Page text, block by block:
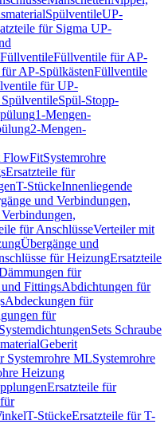
SpülventileUP-
für Sigma UP-
Füllventile für AP-
AP-SpülkästenFüllventile
für UP-
Spül-Stopp-
1-Mengen-
2-Mengen-
FlowFitSystemrohre
Ersatzteile für
T-StückeInnenliegende
und Verbindungen,
für AnschlüsseVerteiler mit
Übergänge und
für HeizungErsatzteile
für
FittingsAbdichtungen für
Abdeckungen für
für
SystemdichtungenSets Schraube
Geberit
Systemrohre MLSystemrohre
Heizung
Ersatzteile für
T-StückeErsatzteile für T-